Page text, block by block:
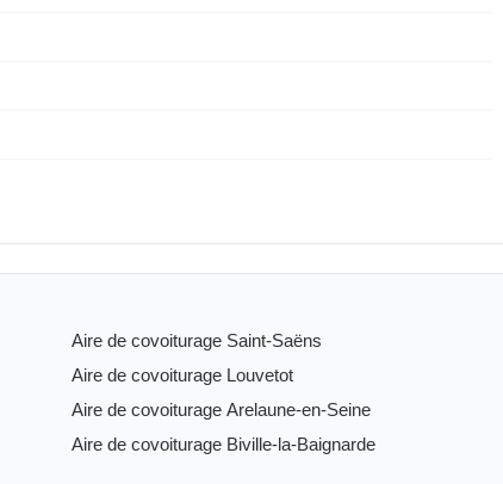
Aire de covoiturage Saint-Saëns
Aire de covoiturage Louvetot
Aire de covoiturage Arelaune-en-Seine
Aire de covoiturage Biville-la-Baignarde